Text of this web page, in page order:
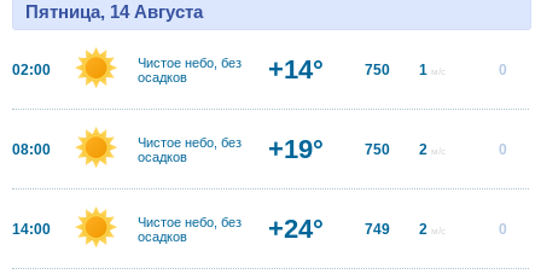
Пятница, 14 Августа
02:00
Чистое небо, без
осадков
+14° 750 1 м/с 0
08:00
Чистое небо, без
осадков
+19° 750 2 м/с 0
14:00
Чистое небо, без
осадков
+24° 749 2 м/с 0